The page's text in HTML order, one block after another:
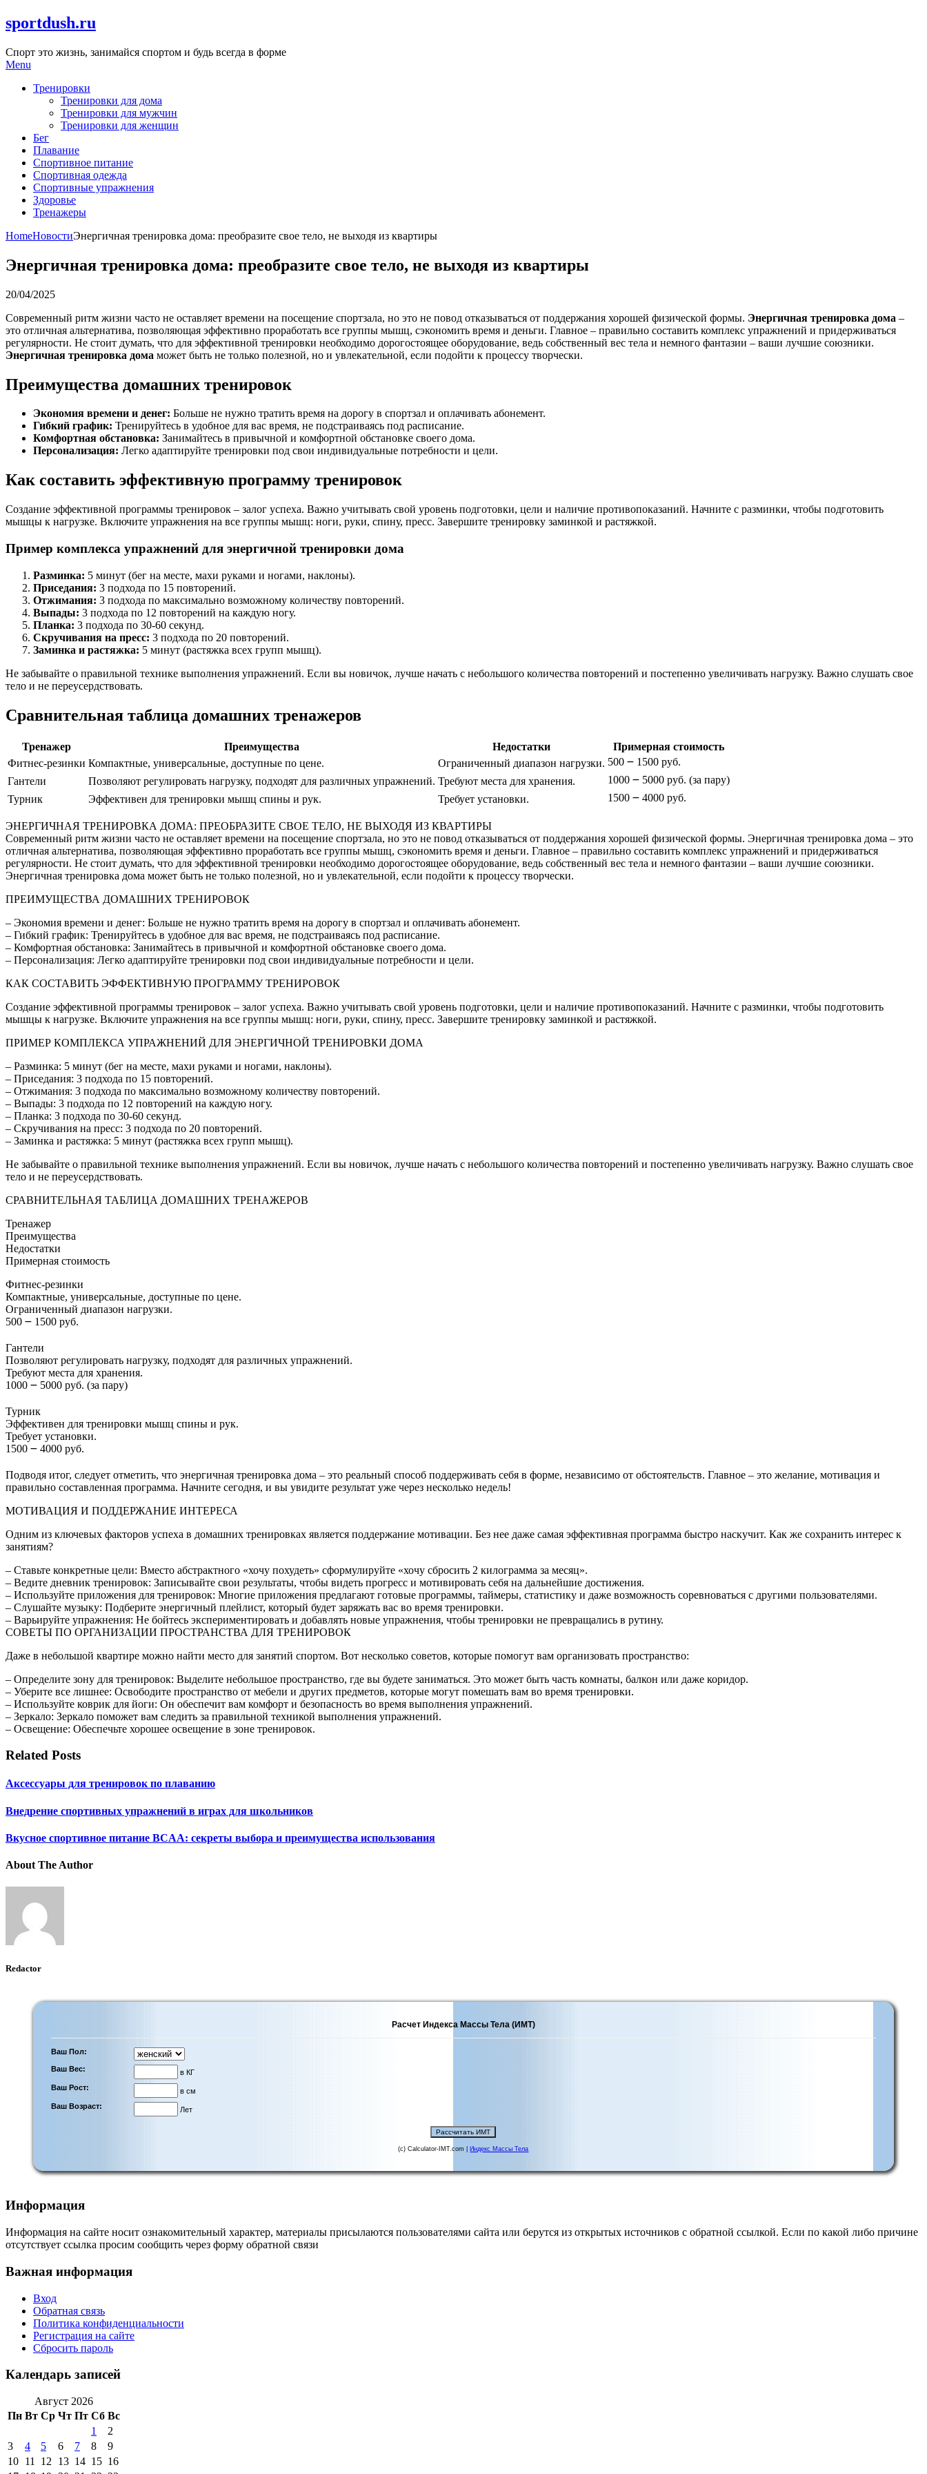
Skip
to
sportdush.ru
Спорт это жизнь, занимайся спортом и будь всегда в форме
Menu
Тренировки
Тренировки для дома
Тренировки для мужчин
Тренировки для женщин
Бег
Плавание
Спортивное питание
Спортивная одежда
Спортивные упражнения
Здоровье
Тренажеры
HomeНовостиЭнергичная тренировка дома: преобразите свое тело, не выходя из квартиры
Энергичная тренировка дома: преобразите свое тело, не выходя из квартиры
20/04/2025
Современный ритм жизни часто не оставляет времени на посещение спортзала, но это не повод отказываться от поддержания хорошей физической формы. Энергичная тренировка дома –
это отличная альтернатива, позволяющая эффективно проработать все группы мышц, сэкономить время и деньги. Главное – правильно составить комплекс упражнений и придерживаться
регулярности. Не стоит думать, что для эффективной тренировки необходимо дорогостоящее оборудование, ведь собственный вес тела и немного фантазии – ваши лучшие союзники.
Энергичная тренировка дома может быть не только полезной, но и увлекательной, если подойти к процессу творчески.
Преимущества домашних тренировок
Экономия времени и денег: Больше не нужно тратить время на дорогу в спортзал и оплачивать абонемент.
Гибкий график: Тренируйтесь в удобное для вас время, не подстраиваясь под расписание.
Комфортная обстановка: Занимайтесь в привычной и комфортной обстановке своего дома.
Персонализация: Легко адаптируйте тренировки под свои индивидуальные потребности и цели.
Как составить эффективную программу тренировок
Создание эффективной программы тренировок – залог успеха. Важно учитывать свой уровень подготовки, цели и наличие противопоказаний. Начните с разминки, чтобы подготовить
мышцы к нагрузке. Включите упражнения на все группы мышц: ноги, руки, спину, пресс. Завершите тренировку заминкой и растяжкой.
Пример комплекса упражнений для энергичной тренировки дома
Разминка: 5 минут (бег на месте, махи руками и ногами, наклоны).
Приседания: 3 подхода по 15 повторений.
Отжимания: 3 подхода по максимально возможному количеству повторений.
Выпады: 3 подхода по 12 повторений на каждую ногу.
Планка: 3 подхода по 30-60 секунд.
Скручивания на пресс: 3 подхода по 20 повторений.
Заминка и растяжка: 5 минут (растяжка всех групп мышц).
Не забывайте о правильной технике выполнения упражнений. Если вы новичок, лучше начать с небольшого количества повторений и постепенно увеличивать нагрузку. Важно слушать свое
тело и не переусердствовать.
Сравнительная таблица домашних тренажеров
Тренажер Преимущества Недостатки
Примерная стоимость
Фитнес-резинки Компактные, универсальные, доступные по цене. Ограниченный диапазон нагрузки. 500 ౼ 1500 руб.
Гантели
Позволяют регулировать нагрузку, подходят для различных упражнений. Требуют места для хранения.
1000 ౼ 5000 руб. (за пару)
Турник
Эффективен для тренировки мышц спины и рук. Требует установки. 1500 ౼ 4000 руб.
ЭНЕРГИЧНАЯ ТРЕНИРОВКА ДОМА: ПРЕОБРАЗИТЕ СВОЕ ТЕЛО, НЕ ВЫХОДЯ ИЗ КВАРТИРЫ
Современный ритм жизни часто не оставляет времени на посещение спортзала, но это не повод отказываться от поддержания хорошей физической формы. Энергичная тренировка дома – это
отличная альтернатива, позволяющая эффективно проработать все группы мышц, сэкономить время и деньги. Главное – правильно составить комплекс упражнений и придерживаться
регулярности. Не стоит думать, что для эффективной тренировки необходимо дорогостоящее оборудование, ведь собственный вес тела и немного фантазии – ваши лучшие союзники.
Энергичная тренировка дома может быть не только полезной, но и увлекательной, если подойти к процессу творчески.
ПРЕИМУЩЕСТВА ДОМАШНИХ ТРЕНИРОВОК
– Экономия времени и денег: Больше не нужно тратить время на дорогу в спортзал и оплачивать абонемент.
– Гибкий график: Тренируйтесь в удобное для вас время, не подстраиваясь под расписание.
– Комфортная обстановка: Занимайтесь в привычной и комфортной обстановке своего дома.
– Персонализация: Легко адаптируйте тренировки под свои индивидуальные потребности и цели.
КАК СОСТАВИТЬ ЭФФЕКТИВНУЮ ПРОГРАММУ ТРЕНИРОВОК
Создание эффективной программы тренировок – залог успеха. Важно учитывать свой уровень подготовки, цели и наличие противопоказаний. Начните с разминки, чтобы подготовить
мышцы к нагрузке. Включите упражнения на все группы мышц: ноги, руки, спину, пресс. Завершите тренировку заминкой и растяжкой.
ПРИМЕР КОМПЛЕКСА УПРАЖНЕНИЙ ДЛЯ ЭНЕРГИЧНОЙ ТРЕНИРОВКИ ДОМА
– Разминка: 5 минут (бег на месте, махи руками и ногами, наклоны).
– Приседания: 3 подхода по 15 повторений.
– Отжимания: 3 подхода по максимально возможному количеству повторений.
– Выпады: 3 подхода по 12 повторений на каждую ногу.
– Планка: 3 подхода по 30-60 секунд.
– Скручивания на пресс: 3 подхода по 20 повторений.
– Заминка и растяжка: 5 минут (растяжка всех групп мышц).
Не забывайте о правильной технике выполнения упражнений. Если вы новичок, лучше начать с небольшого количества повторений и постепенно увеличивать нагрузку. Важно слушать свое
тело и не переусердствовать.
СРАВНИТЕЛЬНАЯ ТАБЛИЦА ДОМАШНИХ ТРЕНАЖЕРОВ
Тренажер
Преимущества
Недостатки
Примерная стоимость
Фитнес-резинки
Компактные, универсальные, доступные по цене.
Ограниченный диапазон нагрузки.
500 ౼ 1500 руб.
Гантели
Позволяют регулировать нагрузку, подходят для различных упражнений.
Требуют места для хранения.
1000 ౼ 5000 руб. (за пару)
Турник
Эффективен для тренировки мышц спины и рук.
Требует установки.
1500 ౼ 4000 руб.
Подводя итог, следует отметить, что энергичная тренировка дома – это реальный способ поддерживать себя в форме, независимо от обстоятельств. Главное – это желание, мотивация и
правильно составленная программа. Начните сегодня, и вы увидите результат уже через несколько недель!
МОТИВАЦИЯ И ПОДДЕРЖАНИЕ ИНТЕРЕСА
Одним из ключевых факторов успеха в домашних тренировках является поддержание мотивации. Без нее даже самая эффективная программа быстро наскучит. Как же сохранить интерес к
занятиям?
– Ставьте конкретные цели: Вместо абстрактного «хочу похудеть» сформулируйте «хочу сбросить 2 килограмма за месяц».
– Ведите дневник тренировок: Записывайте свои результаты, чтобы видеть прогресс и мотивировать себя на дальнейшие достижения.
– Используйте приложения для тренировок: Многие приложения предлагают готовые программы, таймеры, статистику и даже возможность соревноваться с другими пользователями.
– Слушайте музыку: Подберите энергичный плейлист, который будет заряжать вас во время тренировки.
– Варьируйте упражнения: Не бойтесь экспериментировать и добавлять новые упражнения, чтобы тренировки не превращались в рутину.
СОВЕТЫ ПО ОРГАНИЗАЦИИ ПРОСТРАНСТВА ДЛЯ ТРЕНИРОВОК
Даже в небольшой квартире можно найти место для занятий спортом. Вот несколько советов, которые помогут вам организовать пространство:
– Определите зону для тренировок: Выделите небольшое пространство, где вы будете заниматься. Это может быть часть комнаты, балкон или даже коридор.
– Уберите все лишнее: Освободите пространство от мебели и других предметов, которые могут помешать вам во время тренировки.
– Используйте коврик для йоги: Он обеспечит вам комфорт и безопасность во время выполнения упражнений.
– Зеркало: Зеркало поможет вам следить за правильной техникой выполнения упражнений.
– Освещение: Обеспечьте хорошее освещение в зоне тренировок.
Related Posts
Аксессуары для тренировок по плаванию
Внедрение спортивных упражнений в играх для школьников
Вкусное спортивное питание BCAA: секреты выбора и преимущества использования
About The Author
Redactor
Расчет Индекса Массы Тела (ИМТ)
Ваш Пол:
Ваш Вес:
в КГ
Ваш Рост:
в см
Ваш Возраст:
Лет
(c) Calculator-IMT.com | Индекс Массы Тела
Информация
Информация на сайте носит ознакомительный характер, материалы присылаются пользователями сайта или берутся из открытых источников с обратной ссылкой. Если по какой либо причине
отсутствует ссылка просим сообщить через форму обратной связи
Важная информация
Вход
Обратная связь
Политика конфиденциальности
Регистрация на сайте
Сбросить пароль
Календарь записей
Август 2026
Пн Вт Ср Чт Пт Сб Вс
1
2
3
4 5 6 7 8
9
10 11 12 13 14 15 16